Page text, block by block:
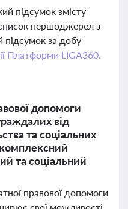
підсумок змісту
першоджерел з
за добу
Платформи LIGA360.
допомоги
від
та соціальних
та соціальний
правової допомоги